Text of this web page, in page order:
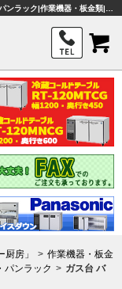
房」
作業機器・板金
パンラック
ガス台 バ